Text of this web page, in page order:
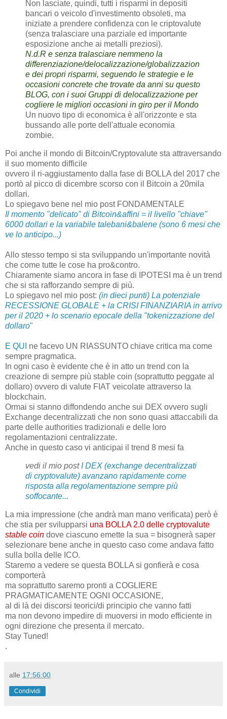
Non lasciate, quindi, tutti i risparmi in depositi
bancari o veicolo d'investimento obsoleti, ma
iniziate a prendere confidenza con le criptovalute
(senza tralasciare una parziale ed importante
esposizione anche ai metalli preziosi).
N.d.R e senza tralasciare nemmeno la
differenziazione/delocalizzazione/globalizzazion
e dei propri risparmi, seguendo le strategie e le
occasioni concrete che trovate da anni su questo
BLOG, con i suoi Gruppi di delocalizzazione per
cogliere le migliori occasioni in giro per il Mondo
Un nuovo tipo di economica è all'orizzonte e sta
bussando alle porte dell'attuale economia
zombie.
Poi anche il mondo di Bitcoin/Cryptovalute sta attraversando
il suo momento difficile
ovvero il ri-aggiustamento dalla fase di BOLLA del 2017 che
portò al picco di dicembre scorso con il Bitcoin a 20mila
dollari.
Lo spiegavo bene nel mio post FONDAMENTALE
Il momento "delicato" di Bitcoin&affini = il livello "chiave"
6000 dollari e la variabile talebani&balene (sono 6 mesi che
ve lo anticipo...)
Allo stesso tempo si sta sviluppando un'importante novità
che come tutte le cose ha pro&contro.
Chiaramente siamo ancora in fase di IPOTESI ma è un trend
che si sta rafforzando sempre di più.
Lo spiegavo nel mio post: (in dieci punti) La potenziale
RECESSIONE GLOBALE + la CRISI FINANZIARIA in arrivo
per il 2020 + lo scenario epocale della "tokenizzazione del
dollaro"
E QUI ne facevo UN RIASSUNTO chiave critica ma come
sempre pragmatica.
In ogni caso è evidente che è in atto un trend con la
creazione di sempre più stable coin (soprattutto peggate al
dollaro) ovvero di valute FIAT veicolate attraverso la
blockchain.
Ormai si stanno diffondendo anche sui DEX ovvero sugli
Exchange decentralizzati che non sono quasi attaccabili da
parte delle authorities tradizionali e delle loro
regolamentazioni centralizzate.
Anche in questo caso vi anticipai il trend 8 mesi fa
vedi il mio post I DEX (exchange decentralizzati
di cryptovalute) avanzano rapidamente come
risposta alla regolamentazione sempre più
soffocante...
La mia impressione (che andrà man mano verificata) però è
che stia per svilupparsi una BOLLA 2.0 delle cryptovalute
stable coin dove ciascuno emette la sua = bisognerà saper
selezionare bene anche in questo caso come andava fatto
sulla bolla delle ICO.
Staremo a vedere se questa BOLLA si gonfierà e cosa
comporterà
ma soprattutto saremo pronti a COGLIERE
PRAGMATICAMENTE OGNI OCCASIONE,
al di là dei discorsi teorici/di principio che vanno fatti
ma non devono impedire di muoversi in modo efficiente in
ogni direzione che presenta il mercato.
Stay Tuned!
.
alle 17:56:00
Condividi